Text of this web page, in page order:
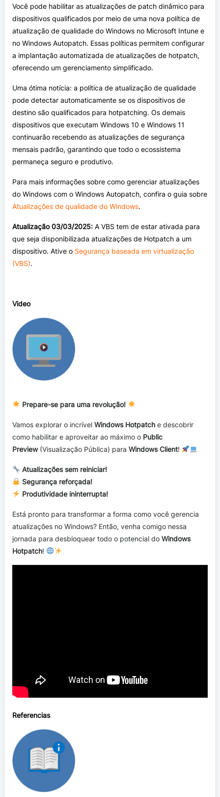
Você pode habilitar as atualizações de patch dinâmico para
dispositivos qualificados por meio de uma nova política de
atualização de qualidade do Windows no Microsoft Intune e
no Windows Autopatch. Essas políticas permitem configurar
a implantação automatizada de atualizações de hotpatch,
oferecendo um gerenciamento simplificado.
Uma ótima notícia: a política de atualização de qualidade
pode detectar automaticamente se os dispositivos de
destino são qualificados para hotpatching. Os demais
dispositivos que executam Windows 10 e Windows 11
continuarão recebendo as atualizações de segurança
mensais padrão, garantindo que todo o ecossistema
permaneça seguro e produtivo.
Para mais informações sobre como gerenciar atualizações
do Windows com o Windows Autopatch, confira o guia sobre
Atualizações de qualidade do Windows.
Atualização 03/03/2025: A VBS tem de estar ativada para
que seja disponibilizada atualizações de Hotpatch a um
dispositivo. Ative o Segurança baseada em virtualização
(VBS).
Video
Prepare-se para uma revolução!
Vamos explorar o incrível Windows Hotpatch e descobrir
como habilitar e aproveitar ao máximo o Public
Preview(Visualização Pública) para Windows Client!
Atualizações sem reiniciar!
Segurança reforçada!
Produtividade ininterrupta!
Está pronto para transformar a forma como você gerencia
atualizações no Windows? Então, venha comigo nessa
jornada para desbloquear todo o potencial do Windows
Hotpatch!
Referencias